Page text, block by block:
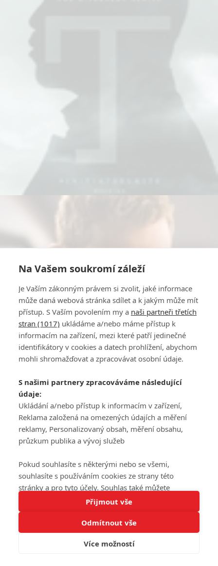
Tato stránka používá soubory cookies.
Rozumím
Na Vašem soukromí záleží
Je Vaším zákonným právem si zvolit, jaké informace
může daná webová stránka sdílet a k jakým může mít
přístup. S Vaším povolením my a naši partneři třetích
stran (1017) ukládáme a/nebo máme přístup k
informacím na zařízení, mezi které patří jedinečné
identifikátory v cookies a datech prohlížení, abychom
mohli shromažďovat a zpracovávat osobní údaje.
S našimi partnery zpracováváme následující
údaje:
Ukládání a/nebo přístup k informacím v zařízení,
Reklama založená na omezených údajích a měření
reklamy, Personalizovaný obsah, měření obsahu,
průzkum publika a vývoj služeb
Pokud souhlasíte s některými nebo se všemi,
souhlasíte s používáním cookies ze strany této
stránky a pro tyto účely. Souhlas také můžete
odmítnout, ale v takovém případě vám na stránce
nebudou k dispozici některé personalizované funkce.
Vaše volby souhlasu se budou vztahovat pouze na
tuto webovou stránku. Vaše nastavení a odvolání
souhlasu můžete kdykoli změnit na stránce s
Přijmout vše
Odmítnout vše
Více možností